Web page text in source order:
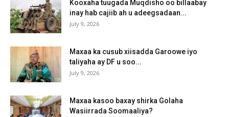
Kooxaha tuugada Muqdisho oo billaabay
inay hab cajiib ah u adeegsadaan...
July 9, 2026
Maxaa ka cusub xiisadda Garoowe iyo
taliyaha ay DF u soo...
July 9, 2026
Maxaa kasoo baxay shirka Golaha
Wasiirrada Soomaaliya?